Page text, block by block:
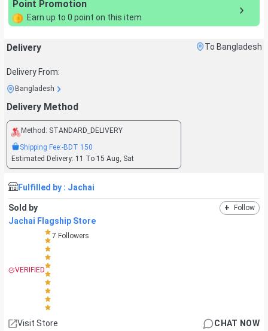
Point Promotion
Earn up to 0 point on this item
Delivery To Bangladesh
Delivery From:
Bangladesh
Delivery Method
Method: STANDARD_DELIVERY
Shipping Fee:-BDT 150
Estimated Delivery: 11 To 15 Aug, Sat
Fulfilled by : Jachai
Sold by + Follow
Jachai Flagship Store
VERIFIED
7 Followers
Visit Store CHAT NOW